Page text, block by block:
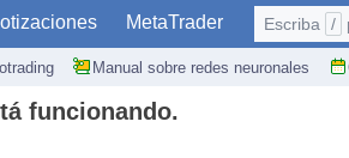
MetaTrader
Manual sobre redes neuronales
Escriba /
funcionando.